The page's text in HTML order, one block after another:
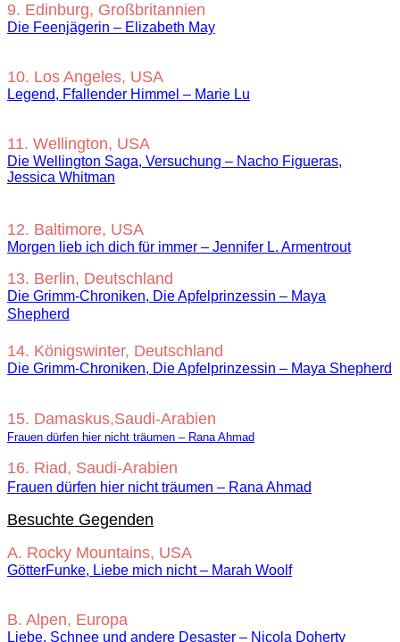
9. Edinburg, Großbritannien
Die Feenjägerin – Elizabeth May
10. Los Angeles, USA
Legend, Ffallender Himmel – Marie Lu
11. Wellington, USA
Die Wellington Saga, Versuchung – Nacho Figueras,
Jessica Whitman
12. Baltimore, USA
Morgen lieb ich dich für immer – Jennifer L. Armentrout
13. Berlin, Deutschland
Die Grimm-Chroniken, Die Apfelprinzessin – Maya
Shepherd
14. Königswinter, Deutschland
Die Grimm-Chroniken, Die Apfelprinzessin – Maya Shepherd
15. Damaskus,Saudi-Arabien
Frauen dürfen hier nicht träumen – Rana Ahmad
16. Riad, Saudi-Arabien
Frauen dürfen hier nicht träumen – Rana Ahmad
Besuchte Gegenden
A. Rocky Mountains, USA
GötterFunke, Liebe mich nicht – Marah Woolf
B. Alpen, Europa
Liebe, Schnee und andere Desaster – Nicola Doherty